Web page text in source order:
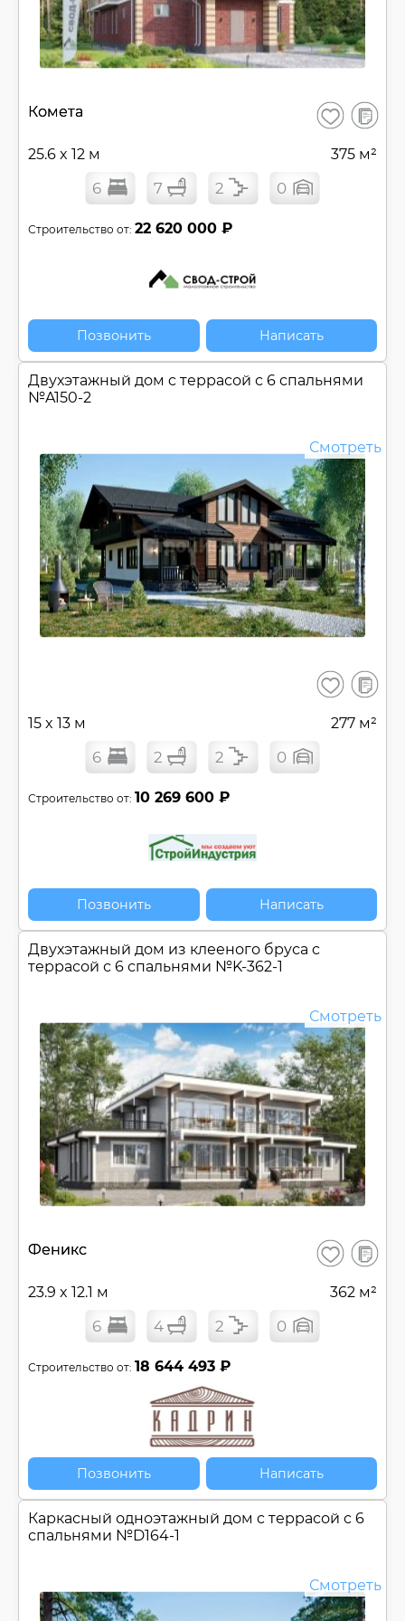
Комета Сохранить
В
25.6 x 12 м 375 м²
6 7 2 0
Строительство от: 22 620 000 ₽
Позвонить Написать
Двухэтажный дом c террасой с 6 спальнями
№A150-2
Смотреть
Сохранить
В
15 x 13 м 277 м²
6 2 2 0
Строительство от: 10 269 600 ₽
Позвонить Написать
Двухэтажный дом из клееного бруса c
террасой с 6 спальнями №K-362-1
Смотреть
Феникс Сохранить
В
23.9 x 12.1 м 362 м²
6 4 2 0
Строительство от: 18 644 493 ₽
Позвонить Написать
Каркасный одноэтажный дом c террасой с 6
спальнями №D164-1
Смотреть